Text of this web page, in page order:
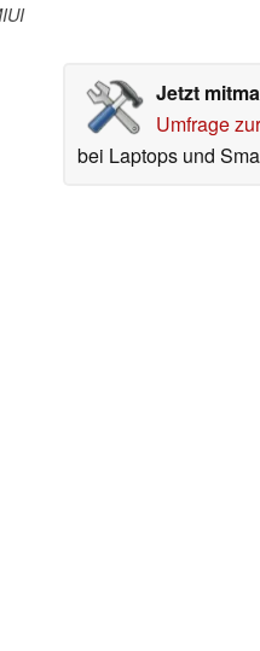
Jetzt
Umfrage
bei Laptops und